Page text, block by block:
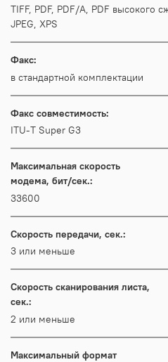
TIFF, PDF, PDF/A, PDF высокого
JPEG, XPS
Факс:
в стандартной комплектации
Факс совместимость:
ITU-T Super G3
Максимальная скорость
модема, бит/сек.:
33600
Скорость передачи, сек.:
3 или меньше
Скорость сканирования листа,
сек.:
2 или меньше
Максимальный формат